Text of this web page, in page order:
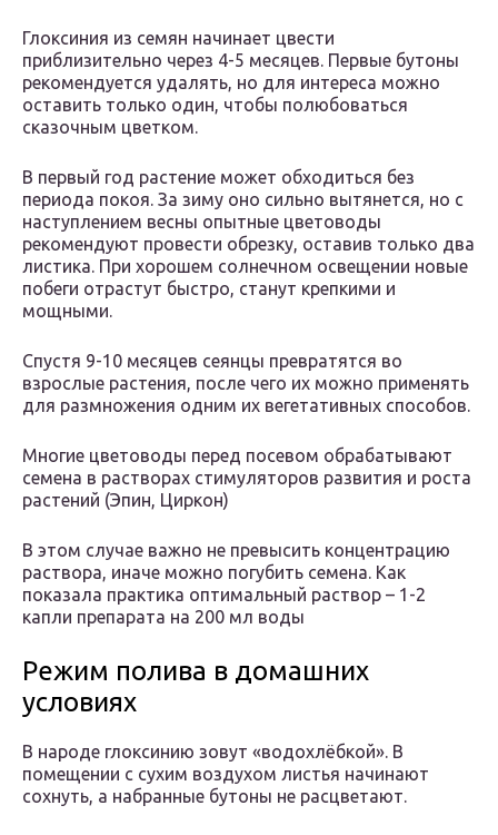
Глоксиния из семян начинает цвести
приблизительно через 4-5 месяцев. Первые бутоны
рекомендуется удалять, но для интереса можно
оставить только один, чтобы полюбоваться
сказочным цветком.
В первый год растение может обходиться без
периода покоя. За зиму оно сильно вытянется, но с
наступлением весны опытные цветоводы
рекомендуют провести обрезку, оставив только два
листика. При хорошем солнечном освещении новые
побеги отрастут быстро, станут крепкими и
мощными.
Спустя 9-10 месяцев сеянцы превратятся во
взрослые растения, после чего их можно применять
для размножения одним их вегетативных способов.
Многие цветоводы перед посевом обрабатывают
семена в растворах стимуляторов развития и роста
растений (Эпин, Циркон)
В этом случае важно не превысить концентрацию
раствора, иначе можно погубить семена. Как
показала практика оптимальный раствор – 1-2
капли препарата на 200 мл воды
Режим полива в домашних
условиях
В народе глоксинию зовут «водохлёбкой». В
помещении с сухим воздухом листья начинают
сохнуть, а набранные бутоны не расцветают.